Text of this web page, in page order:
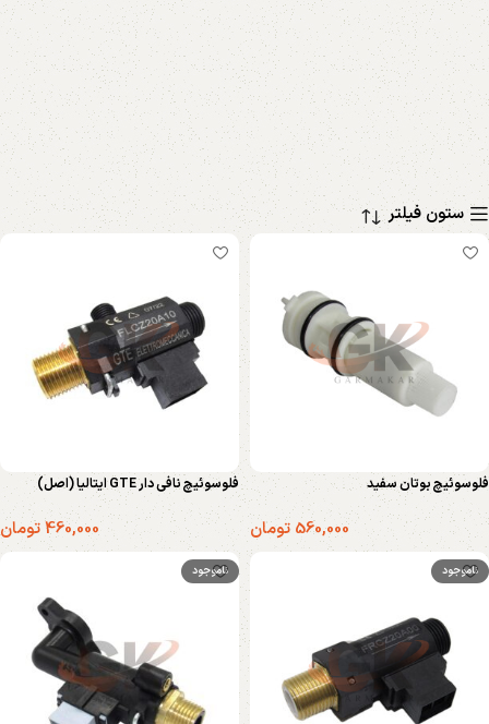
ستون فیلتر
فلوسوئیچ بوتان سفید
560,000 تومان
فلوسوئیچ نافی دار GTE ایتالیا (اصل)
460,000تومان
ناموجود ناموجود